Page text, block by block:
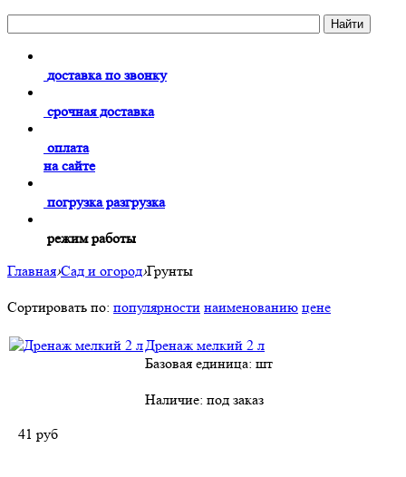
доставка по звонку
срочная доставка
оплата
на сайте
погрузка разгрузка
режим работы
Главная›Сад и огород›Грунты
Сортировать по: популярности наименованию цене
Дренаж мелкий 2 л
Базовая единица: шт
Наличие: под заказ
41 руб